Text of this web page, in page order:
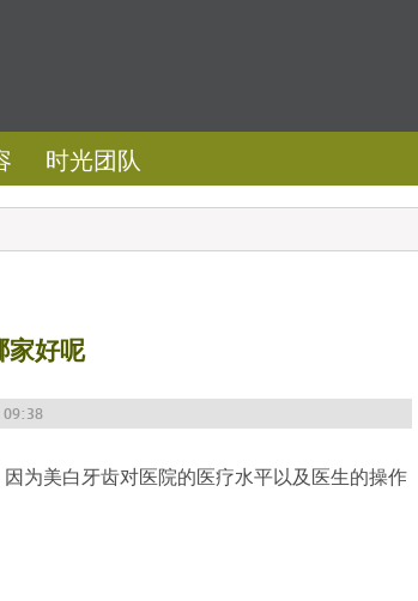
时光团队
家好呢
09:38
美白牙齿对医院的医疗水平以及医生的操作